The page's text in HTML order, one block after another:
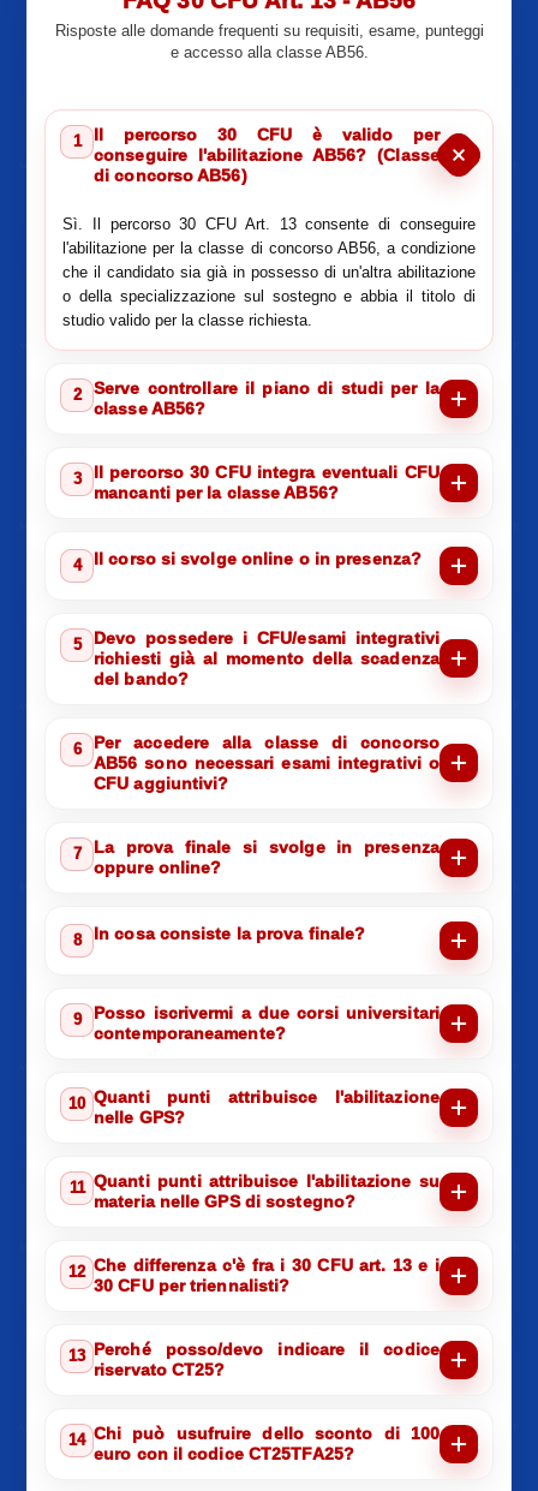
Risposte alle domande frequenti su requisiti, esame, punteggi
e accesso alla classe AB56.
1
Il percorso 30 CFU è valido per
conseguire l'abilitazione AB56? (Classe
di concorso AB56)
Sì. Il percorso 30 CFU Art. 13 consente di conseguire
l'abilitazione per la classe di concorso AB56, a condizione
che il candidato sia già in possesso di un'altra abilitazione
o della specializzazione sul sostegno e abbia il titolo di
studio valido per la classe richiesta.
2
Serve controllare il piano di studi per la
classe AB56?
3
Il percorso 30 CFU integra eventuali CFU
mancanti per la classe AB56?
4 Il corso si svolge online o in presenza?
5
Devo possedere i CFU/esami integrativi
richiesti già al momento della scadenza
del bando?
6
Per accedere alla classe di concorso
AB56 sono necessari esami integrativi o
CFU aggiuntivi?
7
La prova finale si svolge in presenza
oppure online?
8 In cosa consiste la prova finale?
9
Posso iscrivermi a due corsi universitari
contemporaneamente?
10 Quanti punti attribuisce l'abilitazione
nelle GPS?
11 Quanti punti attribuisce l'abilitazione su
materia nelle GPS di sostegno?
12 Che differenza c'è fra i 30 CFU art. 13 e i
30 CFU per triennalisti?
13 Perché posso/devo indicare il codice
riservato CT25?
14 Chi può usufruire dello sconto di 100
euro con il codice CT25TFA25?